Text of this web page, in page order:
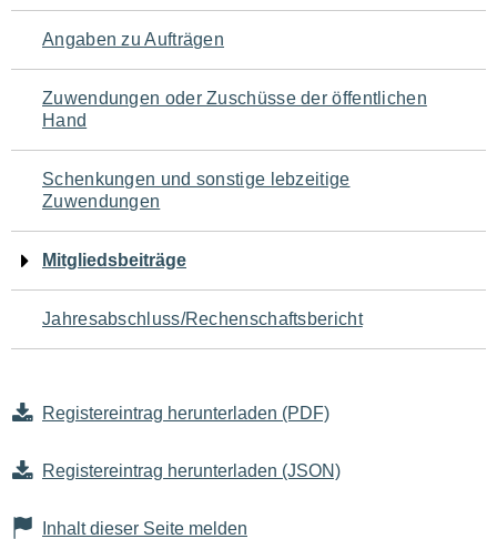
Angaben zu Aufträgen
Zuwendungen oder Zuschüsse der öffentlichen
Hand
Schenkungen und sonstige lebzeitige
Zuwendungen
Mitgliedsbeiträge
Jahresabschluss/Rechenschaftsbericht
Registereintrag herunterladen (PDF)
Registereintrag herunterladen (JSON)
Inhalt dieser Seite melden